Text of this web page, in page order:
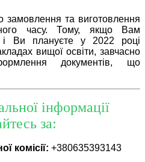
та виготовлення
часу. Тому, якщо Вам
і Ви плануєте у 2022 році
вищої освіти, завчасно
документів, що
інформації
за:
комісії: +380635393143